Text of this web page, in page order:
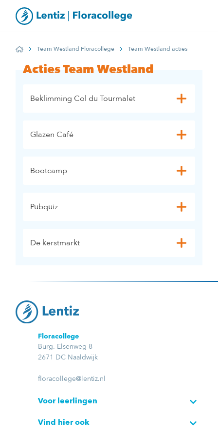
HomeTeam Westland Floracollege Team Westland acties
Acties Team Westland
Beklimming Col du Tourmalet
Glazen Café
Bootcamp
Pubquiz
De kerstmarkt
Floracollege
Burg. Elsenweg 8
2671 DC Naaldwijk
floracollege@lentiz.nl
Voor leerlingen
Vind hier ook